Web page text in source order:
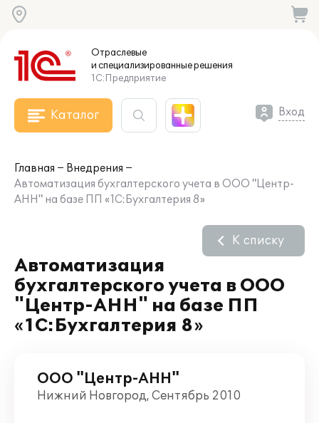
Отраслевые
и специализированныерешения
1С:Предприятие
Каталог Вход
Главная
Внедрения
Автоматизация бухгалтерского учета в ООО "Центр-
АНН" на базе ПП «1С:Бухгалтерия 8»
Автоматизация
бухгалтерского учета в ООО
"Центр-АНН" на базе ПП
«1С:Бухгалтерия 8»
К списку
ООО "Центр-АНН"
Нижний Новгород, Сентябрь 2010